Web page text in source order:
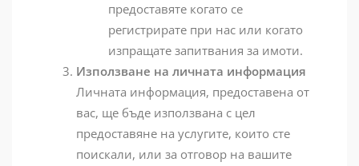
предоставяте когато се
регистрирате при нас или когато
изпращате запитвания за имоти.
Използване на личната информация
Личната информация, предоставена от
вас, ще бъде използвана с цел
предоставяне на услугите, които сте
поискали, или за отговор на вашите